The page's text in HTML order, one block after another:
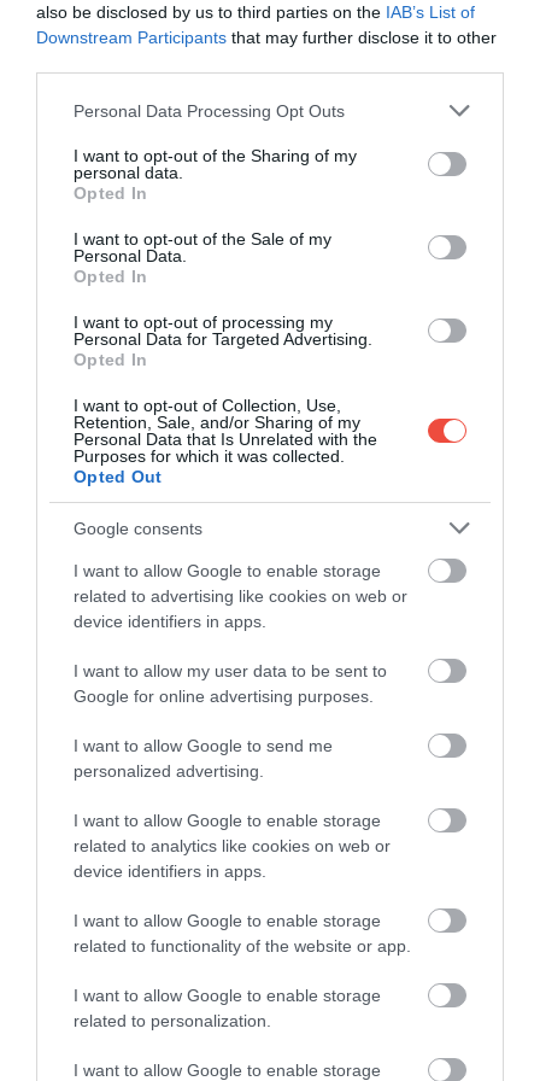
also be disclosed by us to third parties on the IAB’s List of
Downstream Participants that may further disclose it to other
Please note that this website/app uses one or more Google
not limited to your visit or usage behaviour. You may click to
grant or deny consent to Google and its third-party tags to
use your data for below specified purposes in below Google
consent section.
Personal Data Processing Opt Outs
I want to opt-out of the Sharing of my
personal data.
Opted In
I want to opt-out of the Sale of my
Personal Data.
Opted In
I want to opt-out of processing my
Personal Data for Targeted Advertising.
Opted In
I want to opt-out of Collection, Use,
Retention, Sale, and/or Sharing of my
Personal Data that Is Unrelated with the
Purposes for which it was collected.
Opted Out
Google consents
I want to allow Google to enable storage
related to advertising like cookies on web or
device identifiers in apps.
I want to allow my user data to be sent to
Google for online advertising purposes.
I want to allow Google to send me
personalized advertising.
I want to allow Google to enable storage
related to analytics like cookies on web or
device identifiers in apps.
I want to allow Google to enable storage
related to functionality of the website or app.
I want to allow Google to enable storage
related to personalization.
I want to allow Google to enable storage
Fotó: Shutterstock
A FURCSA CSIGA – A RICHAT-
KÉPZŐDMÉNY, MAURITÁNIA
mauritániai részén találhatók, Ouadane közelében.
A 40 kilométer átmérőjű képződményt a „Szahara
szemének" is nevezik, és még az űrből is jól látszik.
Koncentrikus gyűrűi a mai napig zavarba ejtik a
tudósokat, a geológusok között napjainkban is vita
van a kialakulásáról.
Fotó: Shutterstock
HOLDI VAGY INKÁBB MARSI? –